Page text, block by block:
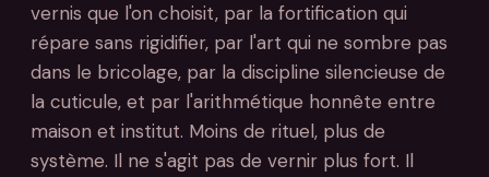
vernis que l'on choisit, par la fortification qui
répare sans rigidifier, par l'art qui ne sombre pas
dans le bricolage, par la discipline silencieuse de
la cuticule, et par l'arithmétique honnête entre
maison et institut. Moins de rituel, plus de
système. Il ne s'agit pas de vernir plus fort. Il